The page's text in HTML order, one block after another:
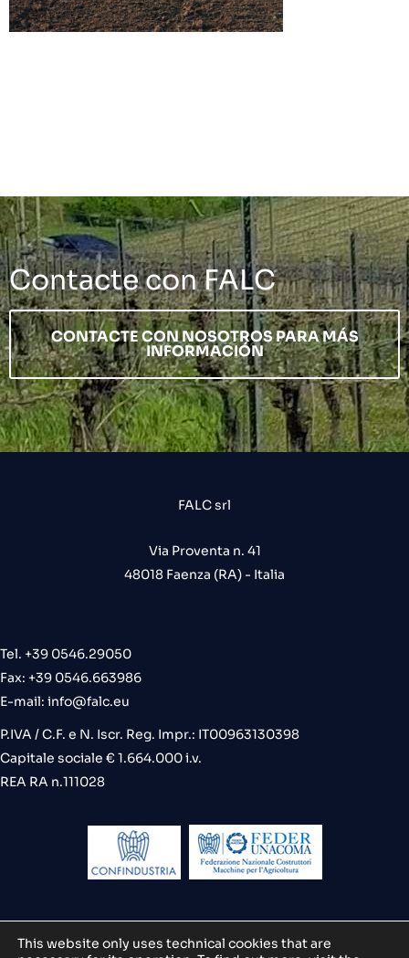
Contacte con FALC
CONTACTE CON NOSOTROS PARA MÁS
INFORMACIÓN
FALC srl
Via Proventa n. 41
48018 Faenza (RA) - Italia
Tel. +39 0546.29050
Fax: +39 0546.663986
E-mail: info@falc.eu
P.IVA / C.F. e N. Iscr. Reg. Impr.: IT00963130398
Capitale sociale € 1.664.000 i.v.
REA RA n.111028
This website only uses technical cookies that are